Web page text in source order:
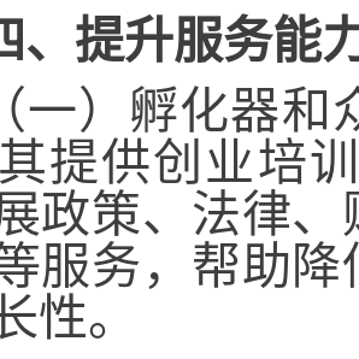
提升服务能
孵化器和众
提供创业培
政策、法律
服务，帮助
性。